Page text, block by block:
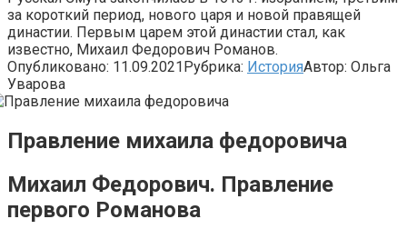
за короткий период, нового царя и новой правящей
династии. Первым царем этой династии стал, как
известно, Михаил Федорович Романов.
Опубликовано: 11.09.2021Рубрика: ИсторияАвтор: Ольга
Уварова
Правление михаила федоровича
Михаил Федорович. Правление
первого Романова